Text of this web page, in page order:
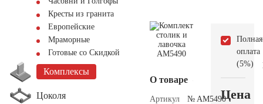
Кресты из гранита
Европейские
Мраморные
Готовые со Скидкой
Комплексы
Цоколя
О товаре
Артикул
№ AM5490
Полная
оплата
(5%)
Цена